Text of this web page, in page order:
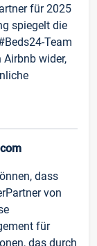
für 2025
spiegelt die
Team
wider,
dass
von
für
das durch